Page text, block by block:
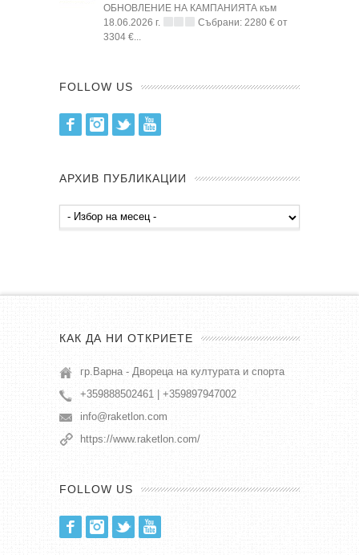
ОБНОВЛЕНИЕ НА КАМПАНИЯТА към
18.06.2026 г.
Събрани: 2280 € от
3304 €...
FOLLOW US
FacebookInstagram
Twitter
АРХИВ ПУБЛИКАЦИИ
Архив
публикации
КАК ДА НИ ОТКРИЕТЕ
гр.Варна - Двореца на културата и спорта
+359888502461 | +359897947002
info@raketlon.com
https://www.raketlon.com/
FOLLOW US
FacebookInstagram
Twitter